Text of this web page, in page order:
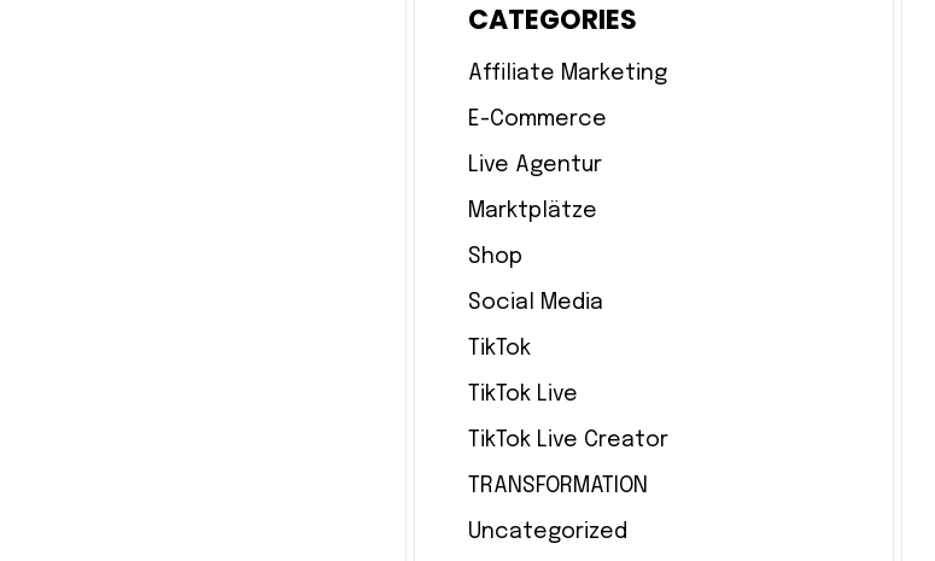
CATEGORIES
Affiliate Marketing
E-Commerce
Live Agentur
Marktplätze
Shop
Social Media
TikTok
TikTok Live
TikTok Live Creator
TRANSFORMATION
Uncategorized